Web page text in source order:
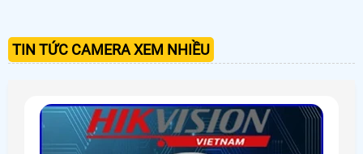
TIN TỨC CAMERA XEM NHIỀU